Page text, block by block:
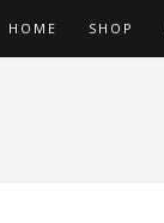
HOME SHOP